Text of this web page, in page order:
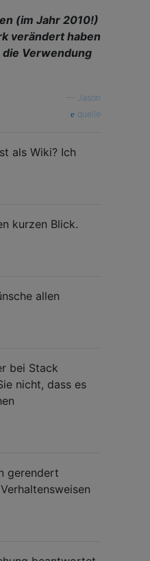
(im Jahr 2010!)
verändert haben
Verwendung
Jason
quelle
als Wiki? Ich
kurzen Blick.
allen
bei Stack
nicht, dass es
gerendert